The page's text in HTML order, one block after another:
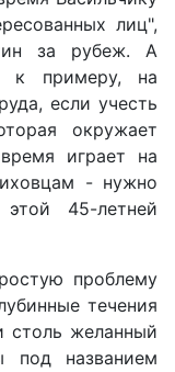
лиц",
за рубеж. А
к примеру, на
если учесть
окружает
играет на
- нужно
45-летней
проблему
течения
столь желанный
под названием